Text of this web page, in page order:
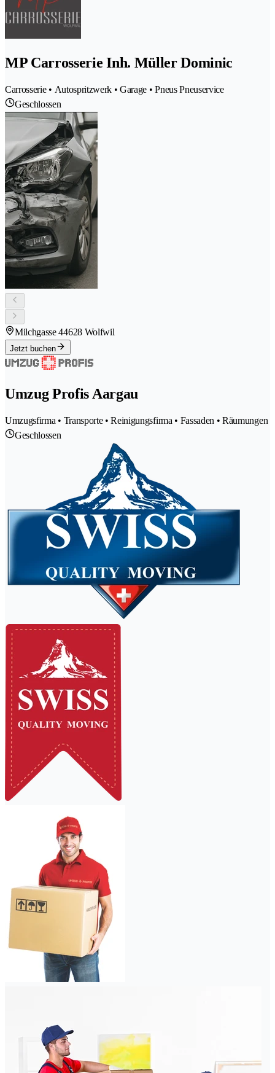
MP Carrosserie Inh. Müller Dominic
Carrosserie • Autospritzwerk • Garage • Pneus Pneuservice
Geschlossen
Milchgasse 44628 Wolfwil
Jetzt buchen
Umzug Profis Aargau
Umzugsfirma • Transporte • Reinigungsfirma • Fassaden • Räumungen
Geschlossen